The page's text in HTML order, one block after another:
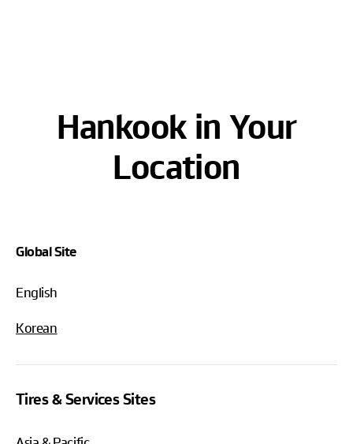
Hankook in Your
Location
Global Site
English
Korean
Tires & Services Sites